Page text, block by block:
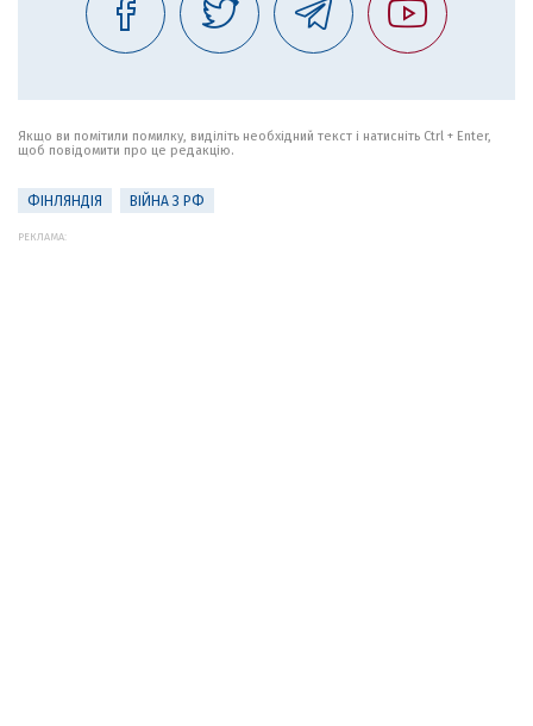
Якщо ви помітили помилку, виділіть необхідний текст і натисніть Ctrl + Enter,
щоб повідомити про це редакцію.
ФІНЛЯНДІЯ ВІЙНА З РФ
РЕКЛАМА: